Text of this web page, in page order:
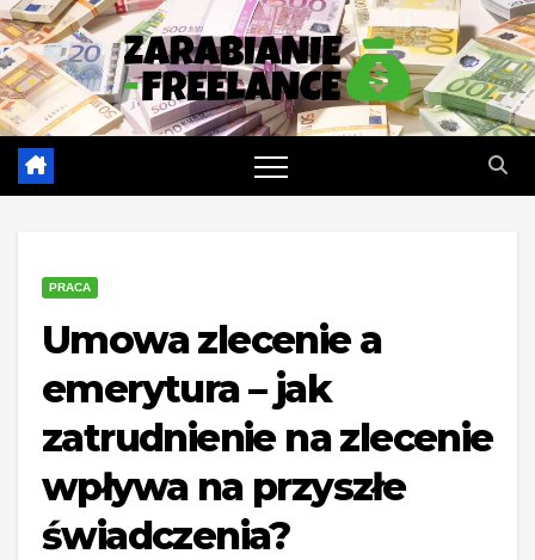
Skip
to
content
PRACA
Umowa zlecenie a
emerytura – jak
zatrudnienie na zlecenie
wpływa na przyszłe
świadczenia?